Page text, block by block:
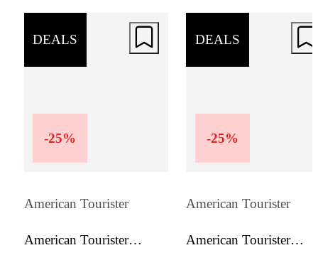
att hålla ordning under resan.
DEALS
-25%
American Tourister
American Tourister
DEALS
-25%
American Tourister
American Tourister